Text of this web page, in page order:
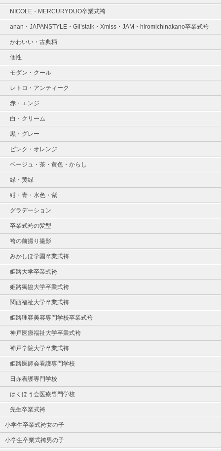
NICOLE・MERCURYDUO卒業式袴
anan・JAPANSTYLE・Gil’stalk・Xmiss・JAM・hiromichinakano卒業式袴
かわいい・古典柄
個性
モダン・クール
レトロ・アンティーク
赤・エンジ
白・クリーム
黒・グレー
ピンク・オレンジ
ベージュ・茶・黄色・からし
緑・黄緑
紺・青・水色・紫
グラデーション
卒業式袴の髪型
袴の前撮り撮影
みかしほ学園卒業式袴
姫路大学卒業式袴
姫路獨協大学卒業式袴
関西福祉大学卒業式袴
姫路理容美容専門学校卒業式袴
神戸医療福祉大学卒業式袴
神戸学院大学卒業式袴
姫路医師会看護専門学校
日赤看護専門学校
はくほう会医療専門学校
先生卒業式袴
小学生卒業式袴女の子
小学生卒業式袴男の子